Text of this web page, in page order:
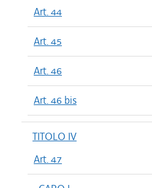
Art. 44
Art. 45
Art. 46
Art. 46 bis
TITOLO IV
Art. 47